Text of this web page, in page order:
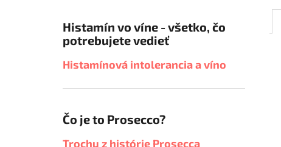
Histamín vo víne - všetko, čo
potrebujete vedieť
Histamínová intolerancia a víno
Čo je to Prosecco?
Trochu z histórie Prosecca